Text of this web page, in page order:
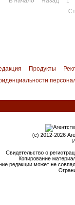
Продукты
(c) 2012-2026
Свидетельство о
Копирование
редакции может не